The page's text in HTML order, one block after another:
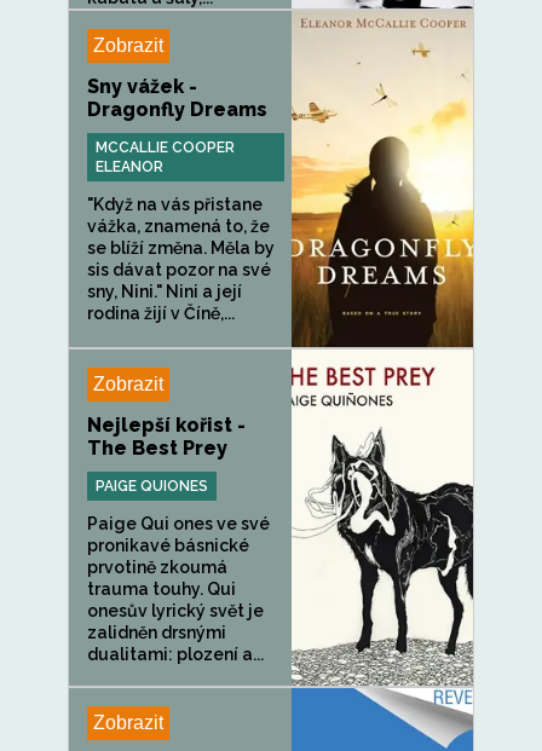
Zobrazit
Sny vážek -
Dragonfly Dreams
MCCALLIE COOPER
ELEANOR
"Když na vás přistane
vážka, znamená to, že
se blíží změna. Měla by
sis dávat pozor na své
sny, Nini." Nini a její
rodina žijí v Číně,...
Zobrazit
Nejlepší kořist -
The Best Prey
PAIGE QUIONES
Paige Qui ones ve své
pronikavé básnické
prvotině zkoumá
trauma touhy. Qui
onesův lyrický svět je
zalidněn drsnými
dualitami: plození a...
Zobrazit